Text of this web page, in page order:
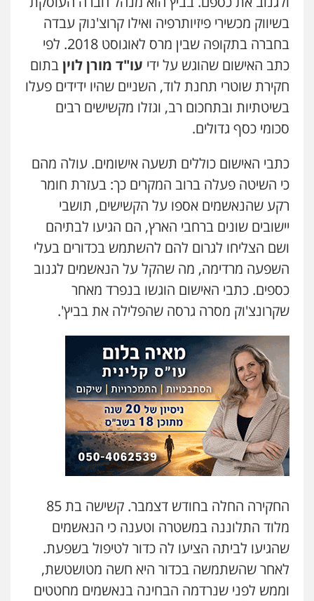
נוער עורכי דין לענייני אסירים תעבורה
0549475678
עו"ד חמאדה מסרי
תעבורה
0526631970
פלילי עורכי דין לענייני אסירים תעבורה
0507120031
מנשה, אלמוג – עורכי דין
עבירות תנועה
עורכי דין לענייני אסירים מעצרים וחקירות
0546470989
קורל קרוז – עורך דין פלילי
0545437431
עו"ד עלי סעדי
פלילי פשיעה חמורה ליווי וייצוג בחקירות
ומעצרים
0508824984
עו"ד שגיא אקו
פלילי מעצרים וחקירות סמים עבירות מין
0525279829
לוי מלאך דדון – משרד עו"ד
פלילי פשיעה חמורה מעצרים וחקירות
0544231863
בשיווק מכשירי פיזיותרפיה ואילו קרוצ'נוק עבדה
בחברה בתקופה שבין מרס לאוגוסט 2018. לפי
כתב האישום שהוגש על ידי עו"ד מורן לויןבתום
חקירת שוטרי תחנת לוד, השניים שהיו ידידים פעלו
בשיטתיות ובתחכום רב, וגזלו מקשישים רבים
סכומי כסף גדולים.
כתבי האישום כוללים תשעה אישומים. עולה מהם
כי השיטה פעלה ברוב המקרים כך: בעזרת חומר
רקע שהנאשמים אספו על הקשישים, תושבי
יישובים שונים ברחבי הארץ, הם הגיעו לבתיהם
ושם הצליחו לגרום להם להשתמש בכדורים בעלי
השפעה מרדימה, מה שהקל על הנאשמים לגנוב
כספים. כתבי האישום הוגשו בנפרד מאחר
שקרונצ'וק מסרה גרסה שהפלילה את בביץ'.
החקירה החלה בחודש דצמבר. קשישה בת 85
מלוד התלוננה במשטרה וטענה כי הנאשמים
שהגיעו לביתה הציעו לה כדור לטיפול בשפעת.
לאחר שהשתמשה בכדור היא חשה מטושטשת,
וממש לפני שנרדמה הבחינה בנאשמים מחטטים